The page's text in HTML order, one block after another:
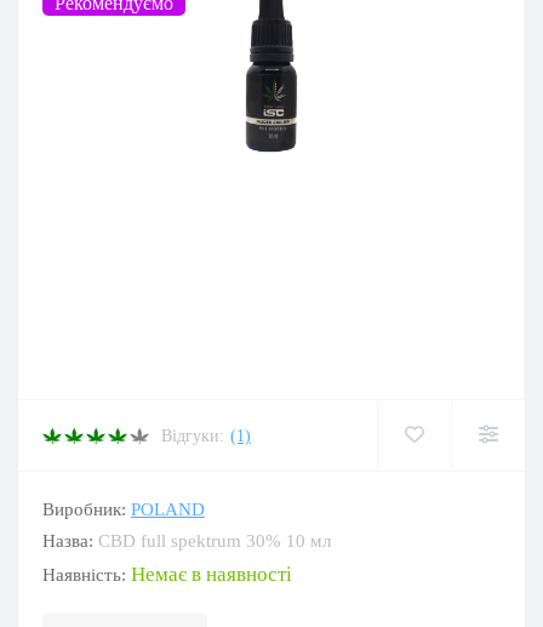
Відгуки: (1)
Виробник: POLAND
Назва: CBD full spektrum 30% 10 мл
Наявність: Немає в наявності